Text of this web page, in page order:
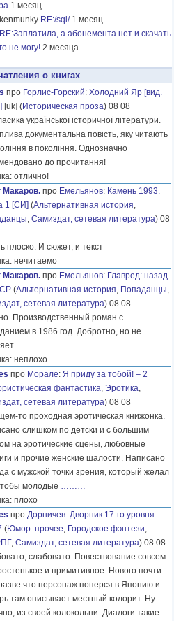
1 месяц
RE:/sql/ 1 месяц
RE:Заплатила, а абонемента нет и скачать
не могу! 2 месяца
о книгах
про Горлис-Горский: Холодний Яр [вид.
[uk] (Историческая проза) 08 08
української історичної літератури.
документальна повість, яку читають
в покоління. Однозначно
до прочитання!
отлично!
Макаров. про Емельянов: Камень 1993.
1 [СИ] (Альтернативная история,
, Самиздат, сетевая литература) 08
плоско. И сюжет, и текст
нечитаемо
Макаров. про Емельянов: Главред: назад
(Альтернативная история, Попаданцы,
сетевая литература) 08 08
Производственный роман с
в 1986 год. Добротно, но не
неплохо
про Морале: Я приду за тобой! – 2
фантастика, Эротика,
сетевая литература) 08 08
то проходная эротическая книжонка.
слишком по детски и с большим
на эротические сцены, любовные
и прочие женские шалости. Написано
с мужской точки зрения, который желал
молодые ………
плохо
про Дорничев: Дворник 17-го уровня.
(Юмор: прочее, Городское фэнтези,
, Самиздат, сетевая литература) 08 08
слабовато. Повествование совсем
и примитивное. Нового почти
что персонаж поперся в Японию и
там описывает местный колорит. Ну
из своей колокольни. Диалоги такие